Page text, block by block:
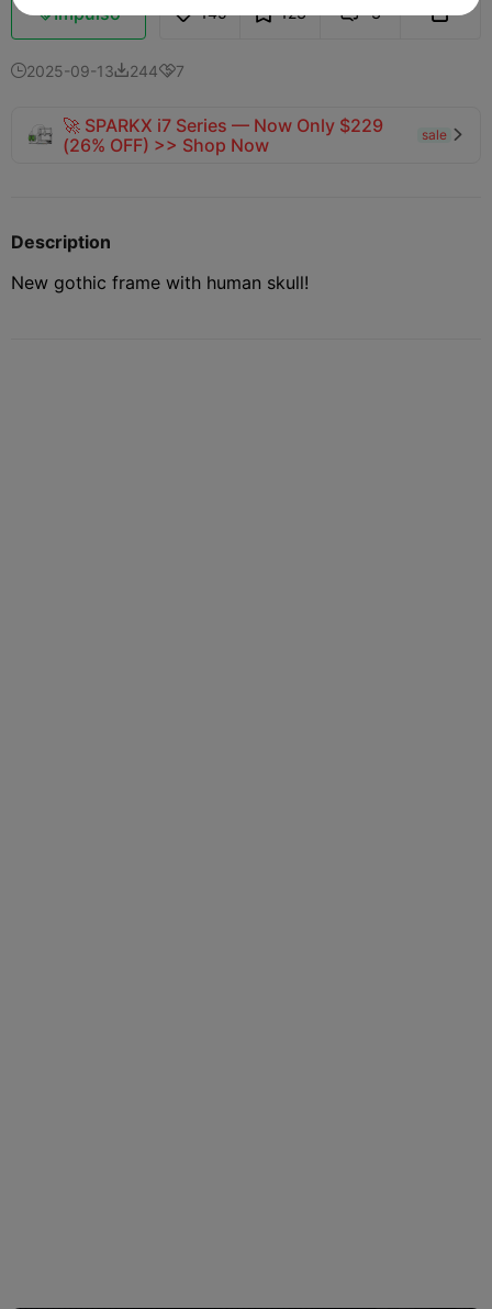
Impulso 145 123  3 
2025-09-132447
🚀 SPARKX i7 Series — Now Only $229
(26% OFF) >> Shop Now
sale 
Description
New gothic frame with human skull!